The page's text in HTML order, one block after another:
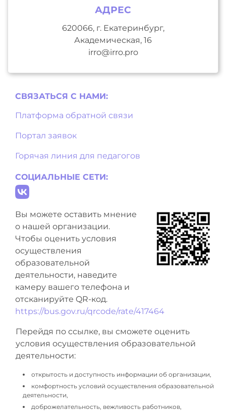
АДРЕС
620066, г. Екатеринбург,
Академическая, 16
irro@irro.pro
СВЯЗАТЬСЯ С НAМИ:
Платформа обратной связи
Портал заявок
Горячая линия для педагогов
СОЦИАЛЬНЫЕ СЕТИ:
Вы можете оставить мнение
о нашей организации.
Чтобы оценить условия
осуществления
образовательной
деятельности, наведите
камеру вашего телефона и
отсканируйте QR-код.
https://bus.gov.ru/qrcode/rate/417464
Перейдя по ссылке, вы сможете оценить
условия осуществления образовательной
деятельности:
открытость и доступность информации об организации,
комфортность условий осуществления образовательной
деятельности,
доброжелательность, вежливость работников,